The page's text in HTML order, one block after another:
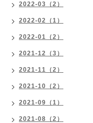
2022-03（2）
2022-02（1）
2022-01（2）
2021-12（3）
2021-11（2）
2021-10（2）
2021-09（1）
2021-08（2）